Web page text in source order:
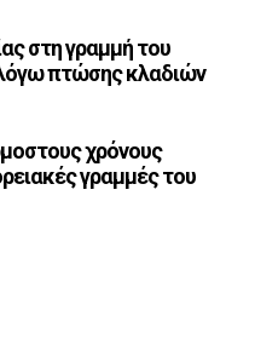
στη γραμμή του
πτώσης κλαδιών
χρόνους
γραμμές του